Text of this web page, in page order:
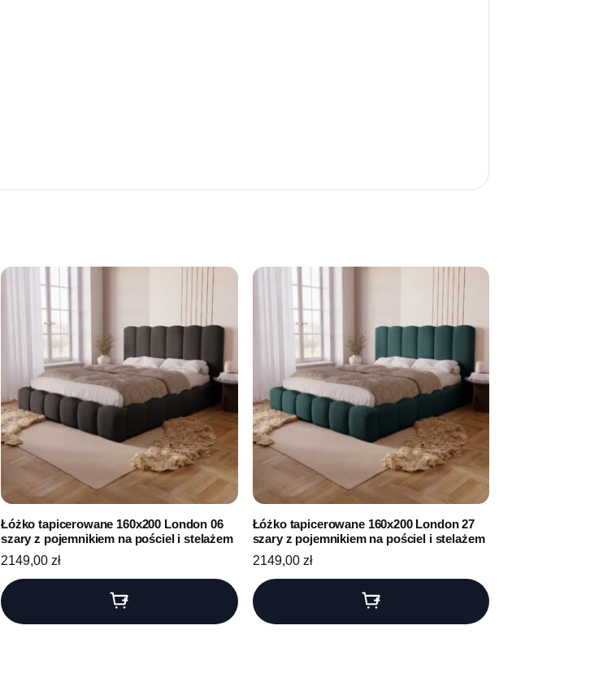
Łóżko tapicerowane 160x200 London 06
szary z pojemnikiem na pościel i stelażem
2149,00 zł
Łóżko tapicerowane 160x200 London 27
szary z pojemnikiem na pościel i stelażem
2149,00 zł